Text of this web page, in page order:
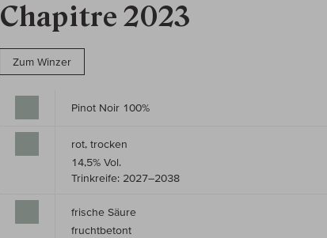
Chapitre 2023
Zum Winzer
Pinot Noir 100%
rot, trocken
14,5% Vol.
Trinkreife: 2027–2038
frische Säure
fruchtbetont